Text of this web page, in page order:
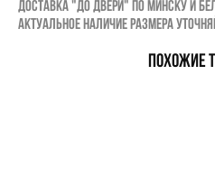
Доставка "до двери" по Минску и
Актуальное наличие размера
ПОХОЖИЕ